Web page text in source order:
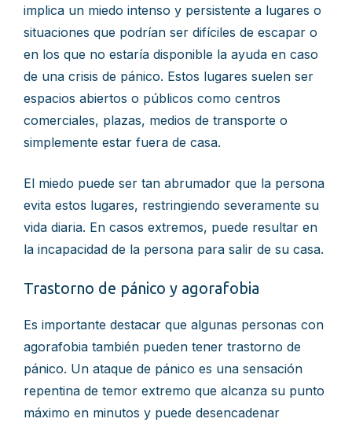
implica un miedo intenso y persistente a lugares o
situaciones que podrían ser difíciles de escapar o
en los que no estaría disponible la ayuda en caso
de una crisis de pánico. Estos lugares suelen ser
espacios abiertos o públicos como centros
comerciales, plazas, medios de transporte o
simplemente estar fuera de casa.
El miedo puede ser tan abrumador que la persona
evita estos lugares, restringiendo severamente su
vida diaria. En casos extremos, puede resultar en
la incapacidad de la persona para salir de su casa.
Trastorno de pánico y agorafobia
Es importante destacar que algunas personas con
agorafobia también pueden tener trastorno de
pánico. Un ataque de pánico es una sensación
repentina de temor extremo que alcanza su punto
máximo en minutos y puede desencadenar